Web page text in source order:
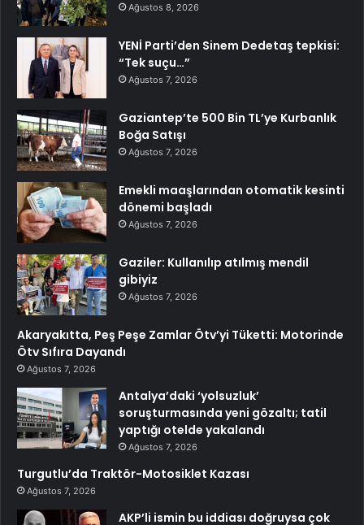
Ağustos 8, 2026
YENİ Parti’den Sinem Dedetaş tepkisi:
“Tek suçu…”
Ağustos 7, 2026
Gaziantep’te 500 Bin TL’ye Kurbanlık
Boğa Satışı
Ağustos 7, 2026
Emekli maaşlarından otomatik kesinti
dönemi başladı
Ağustos 7, 2026
Gaziler: Kullanılıp atılmış mendil
gibiyiz
Ağustos 7, 2026
Akaryakıtta, Peş Peşe Zamlar Ötv’yi Tüketti: Motorinde
Ötv Sıfıra Dayandı
Ağustos 7, 2026
Antalya’daki ‘yolsuzluk’
soruşturmasında yeni gözaltı; tatil
yaptığı otelde yakalandı
Ağustos 7, 2026
Turgutlu’da Traktör-Motosiklet Kazası
Ağustos 7, 2026
AKP’li ismin bu iddiası doğruysa çok